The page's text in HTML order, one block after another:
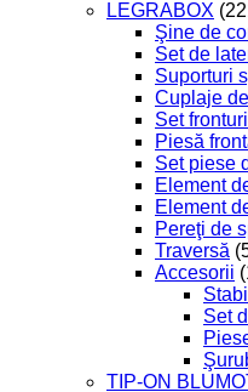
LEGRABOX
Şine de
Set de
Suporturi
Cuplaje
Set
Piesă
Set piese
Element
Element
Pereţi de
Traversă
Accesorii
Set
TIP-ON